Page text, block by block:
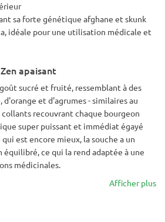
sa forte génétique afghane et skunk
idéale pour une utilisation médicale et
apaisant
sucré et fruité, ressemblant à des
d'orange et d'agrumes - similaires au
recouvrant chaque bourgeon
super puissant et immédiat égayé
est encore mieux, la souche a un
équilibré, ce qui la rend adaptée à une
médicinales.
Afficher plus